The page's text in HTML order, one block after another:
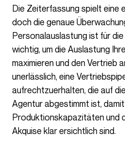
Die Zeiterfassung spielt eine entscheidende Rolle,
doch die genaue
Personalauslastung ist für
wichtig, um die Auslastung
maximieren und den Vertrieb
unerlässlich, eine
aufrechtzuerhalten, die auf
Agentur abgestimmt ist,
Produktionskapazitäten und
Akquise klar ersichtlich sind.